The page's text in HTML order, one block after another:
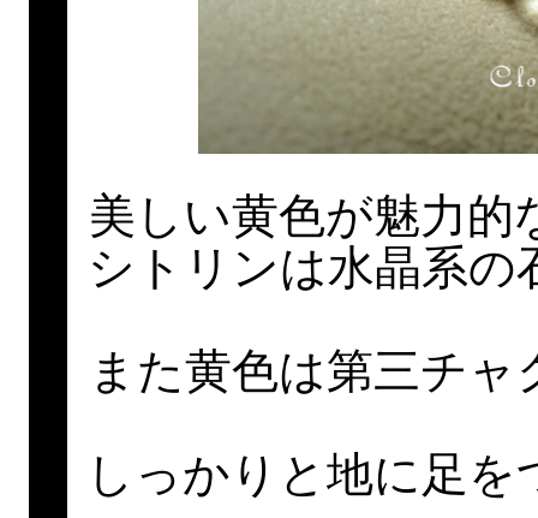
美しい黄色が魅力
シトリンは水晶系
また黄色は第三チ
しっかりと地に足